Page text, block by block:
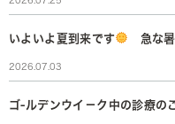
いよいよ夏到来です 急な暑
2026.07.03
ゴ-ルデンウイ－ク中の診療の